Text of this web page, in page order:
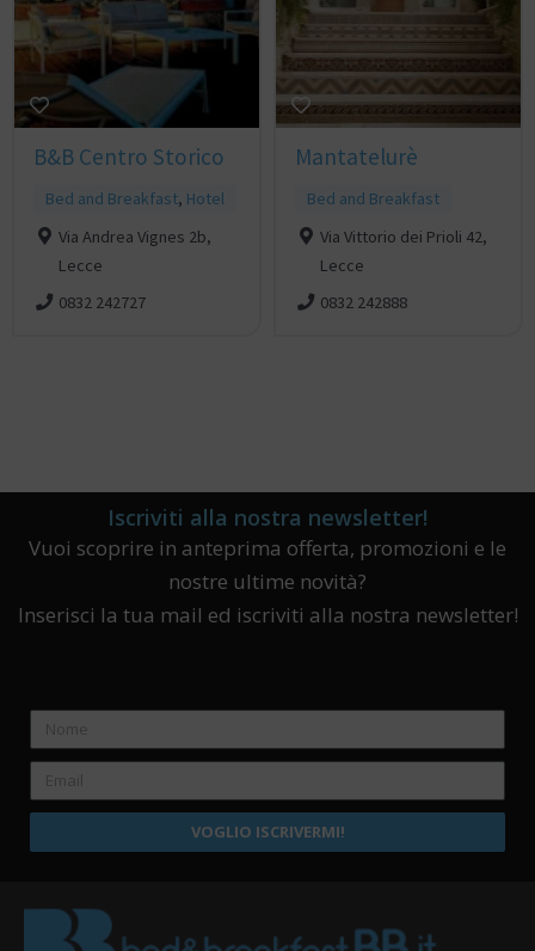
B&B Centro Storico
Bed and Breakfast, Hotel
Via Andrea Vignes 2b,
Lecce
0832 242727
Mantatelurè
Bed and Breakfast
Via Vittorio dei Prioli 42,
Lecce
0832 242888
Iscriviti alla nostra newsletter!
Vuoi scoprire in anteprima offerta, promozioni e le
nostre ultime novità?
Inserisci la tua mail ed iscriviti alla nostra newsletter!
VOGLIO ISCRIVERMI!